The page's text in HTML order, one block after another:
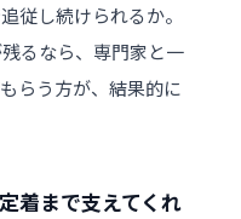
従し続けられるか。
るなら、専門家と一
らう方が、結果的に
着まで支えてくれ